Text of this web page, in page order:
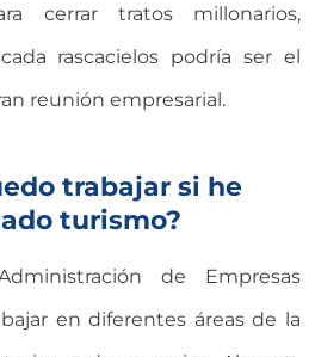
cerrar tratos millonarios,
rascacielos podría ser el
reunión empresarial.
trabajar si he
turismo?
de Empresas
en diferentes áreas de la